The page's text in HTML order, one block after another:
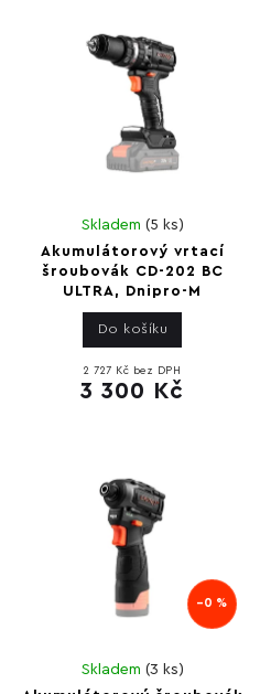
Akumulátorový vrtací
šroubovák CD-202 BC
ULTRA, Dnipro-M
Skladem (5 ks)
2 727 Kč bez DPH
3 300 Kč
Do košíku
–0 %
Skladem (3 ks)